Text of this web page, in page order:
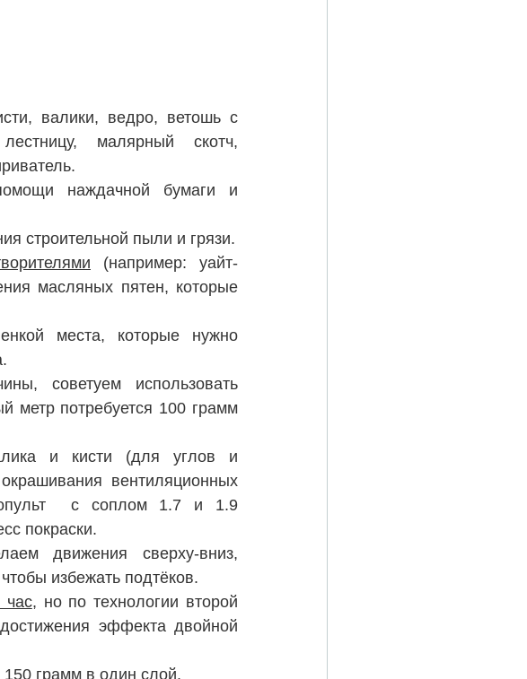
валики, ведро, ветошь с
малярный скотч,
наждачной бумаги и
строительной пыли и грязи.
(например: уайт-
масляных пятен, которые
места, которые нужно
советуем использовать
метр потребуется 100 грамм
и кисти (для углов и
вентиляционных
с соплом 1.7 и 1.9
покраски.
движения сверху-вниз,
избежать подтёков.
час, но по технологии второй
эффекта двойной
150 грамм в один слой.